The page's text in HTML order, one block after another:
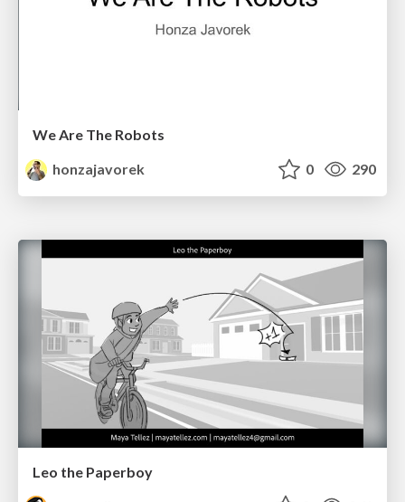
We Are The Robots
honzajavorek
0 290
Leo the Paperboy